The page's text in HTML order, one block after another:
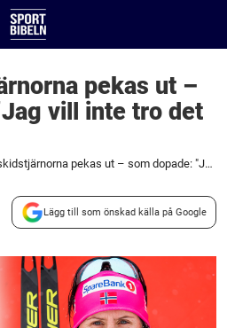
pekas ut –
vill inte tro det
Norska skidstjärnorna pekas ut – som dopade: "Jag vill inte tro det är sant"
Lägg till som önskad källa på Google